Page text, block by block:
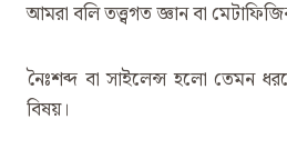
আমরা বলি তত্ত্বগত জ্ঞান বা
নৈঃশব্দ বা সাইলেন্স হলো তেমন
বিষয়।